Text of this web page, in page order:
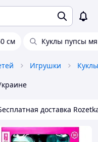
см Куклы пупсы
Игрушки
доставка